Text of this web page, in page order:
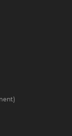
to develop
refinery